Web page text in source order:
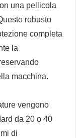
una pellicola
robusto
completa
la
macchina.
vengono
da 20 o 40
di